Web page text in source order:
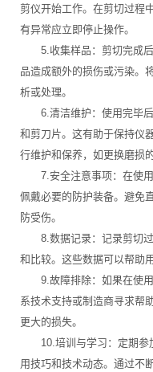
剪仪开始工作。在剪切过程
有异常应立即停止操作。
5.收集样品：剪切完成后
品造成额外的损伤或污染。
析或处理。
6.清洁维护：使用完毕后
和剪刀片。这有助于保持仪
行维护和保养，如更换磨损
7.安全注意事项：在使用
佩戴必要的防护装备。避免
防受伤。
8.数据记录：记录剪切过
和比较。这些数据可以帮助
9.故障排除：如果在使用
系技术支持或制造商寻求帮
更大的损失。
10.培训与学习：定期参
用技巧和技术动态。通过不